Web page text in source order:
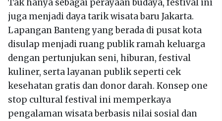
Tak hanya sebagai perayaan budaya, festival ini
juga menjadi daya tarik wisata baru Jakarta.
Lapangan Banteng yang berada di pusat kota
disulap menjadi ruang publik ramah keluarga
dengan pertunjukan seni, hiburan, festival
kuliner, serta layanan publik seperti cek
kesehatan gratis dan donor darah. Konsep one
stop cultural festival ini memperkaya
pengalaman wisata berbasis nilai sosial dan